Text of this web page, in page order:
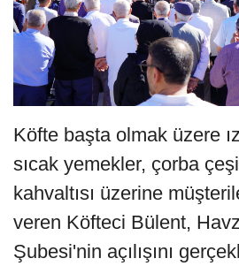
Köfte başta olmak üzere
sıcak yemekler, çorba
kahvaltısı üzerine
veren Köfteci Bülent,
Şubesi'nin açılışını